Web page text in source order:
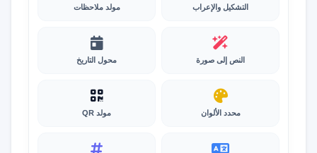
التشكيل والإعراب مولد ملاحظات
النص إلى صورة محول التاريخ
محدد الألوان مولد QR